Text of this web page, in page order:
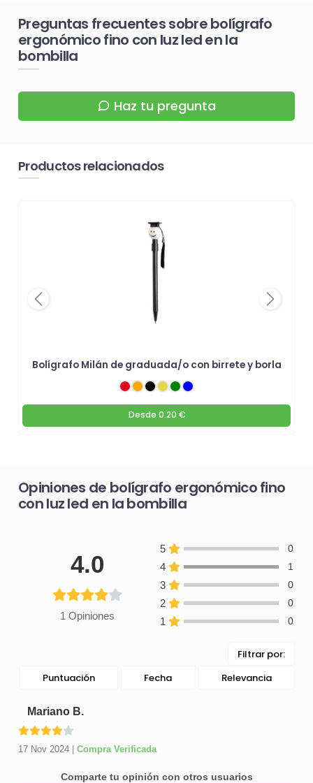
Preguntas frecuentes sobre bolígrafo
ergonómico fino con luz led en la
bombilla
Haz tu pregunta
Productos relacionados
Bolígrafo Milán de graduada/o con birrete y borla
Desde 0.20 €
Previous Next
Opiniones de bolígrafo ergonómico fino
con luz led en la bombilla
4.0
1 Opiniones
5 0
4 1
3 0
2 0
1 0
Filtrar por:
Puntuación
Fecha Relevancia
Mariano B.
17 Nov 2024 Compra Verificada
Comparte tu opinión con otros usuarios